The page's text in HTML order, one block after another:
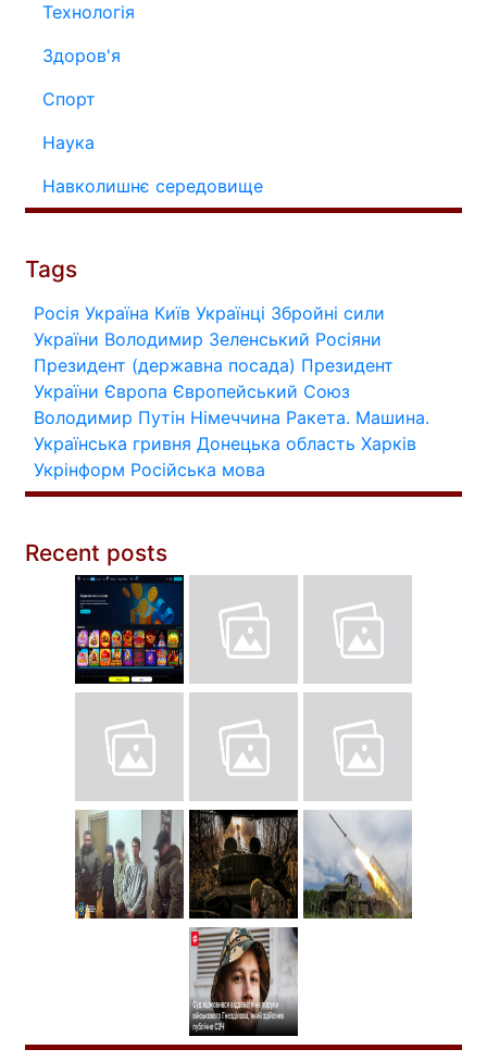
Технологія
Здоров'я
Спорт
Наука
Навколишнє середовище
Tags
Росія Україна Київ Українці Збройні сили
України Володимир Зеленський Росіяни
Президент (державна посада) Президент
України Європа Європейський Союз
Володимир Путін Німеччина Ракета. Машина.
Українська гривня Донецька область Харків
Укрінформ Російська мова
Recent posts